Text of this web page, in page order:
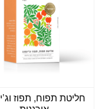
חליטת תפוח, תפוז